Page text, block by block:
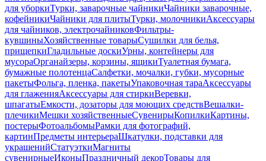
для уборкиТурки, заварочные чайникиЧайники заварочные,
кофейникиЧайники для плитыТурки, молочникиАксессуары
для чайников, электрочайниковФильтры-
кувшиныХозяйственные товарыСушилки для белья,
прищепкиГладильные доскиУрны, контейнеры для
мусораОрганайзеры, корзины, ящикиТуалетная бумага,
бумажные полотенцаСалфетки, мочалки, губки, мусорные
пакетыФольга, пленка, пакетыУпаковочная тараАксессуары
для глаженияАксессуары для стиркиВеревки,
шпагатыЕмкости, дозаторы для моющих средствВешалки-
плечикиМешки хозяйственныеСувенирыКопилкиКартины,
постерыФотоальбомыРамки для фотографий,
картинПредметы интерьераШкатулки, подставки для
украшенийСтатуэткиМагниты
сувенирныеИконыПраздничный декорТовары для